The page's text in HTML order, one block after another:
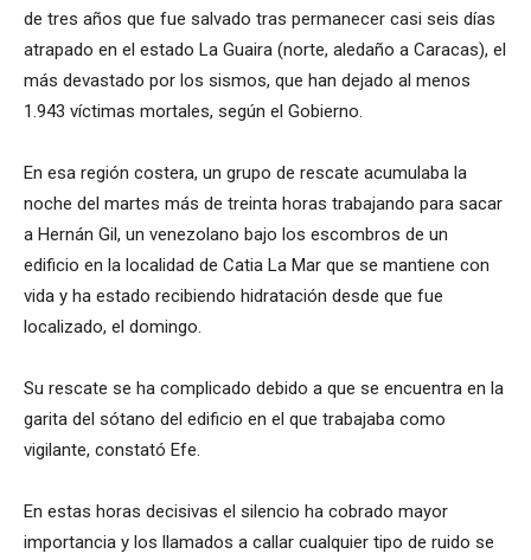
de tres años que fue salvado tras permanecer casi seis días
atrapado en el estado La Guaira (norte, aledaño a Caracas), el
más devastado por los sismos, que han dejado al menos
1.943 víctimas mortales, según el Gobierno.
En esa región costera, un grupo de rescate acumulaba la
noche del martes más de treinta horas trabajando para sacar
a Hernán Gil, un venezolano bajo los escombros de un
edificio en la localidad de Catia La Mar que se mantiene con
vida y ha estado recibiendo hidratación desde que fue
localizado, el domingo.
Su rescate se ha complicado debido a que se encuentra en la
garita del sótano del edificio en el que trabajaba como
vigilante, constató Efe.
En estas horas decisivas el silencio ha cobrado mayor
importancia y los llamados a callar cualquier tipo de ruido se